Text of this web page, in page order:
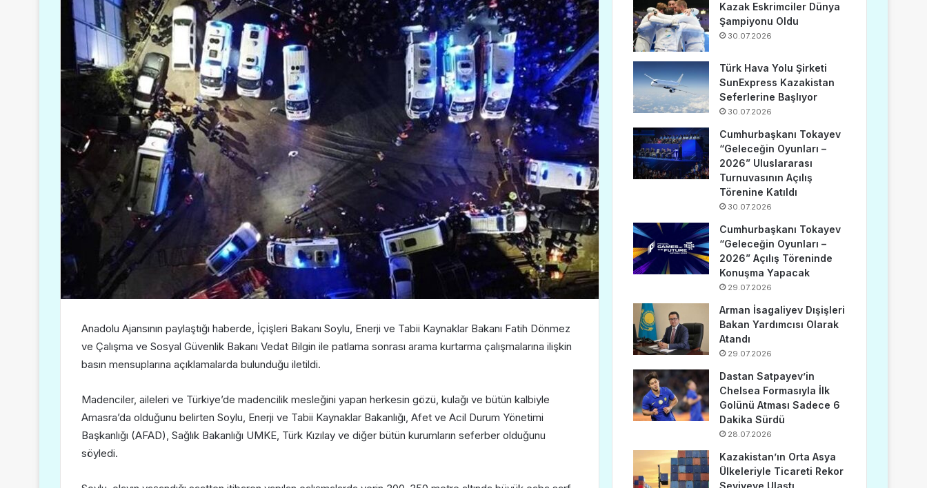
Anadolu Ajansının paylaştığı haberde, İçişleri Bakanı Soylu, Enerji ve Tabii Kaynaklar Bakanı Fatih Dönmez
ve Çalışma ve Sosyal Güvenlik Bakanı Vedat Bilgin ile patlama sonrası arama kurtarma çalışmalarına ilişkin
basın mensuplarına açıklamalarda bulunduğu iletildi.
Madenciler, aileleri ve Türkiye’de madencilik mesleğini yapan herkesin gözü, kulağı ve bütün kalbiyle
Amasra’da olduğunu belirten Soylu, Enerji ve Tabii Kaynaklar Bakanlığı, Afet ve Acil Durum Yönetimi
Başkanlığı (AFAD), Sağlık Bakanlığı UMKE, Türk Kızılay ve diğer bütün kurumların seferber olduğunu
söyledi.
Kazak Eskrimciler Dünya
Şampiyonu Oldu
30.07.2026
Türk Hava Yolu Şirketi
SunExpress Kazakistan
Seferlerine Başlıyor
30.07.2026
Cumhurbaşkanı Tokayev
“Geleceğin Oyunları –
2026” Uluslararası
Turnuvasının Açılış
Törenine Katıldı
30.07.2026
Cumhurbaşkanı Tokayev
“Geleceğin Oyunları –
2026” Açılış Töreninde
Konuşma Yapacak
29.07.2026
Arman İsagaliyev Dışişleri
Bakan Yardımcısı Olarak
Atandı
29.07.2026
Dastan Satpayev’in
Chelsea Formasıyla İlk
Golünü Atması Sadece 6
Dakika Sürdü
28.07.2026
Kazakistan’ın Orta Asya
Ülkeleriyle Ticareti Rekor
Seviyeye Ulaştı